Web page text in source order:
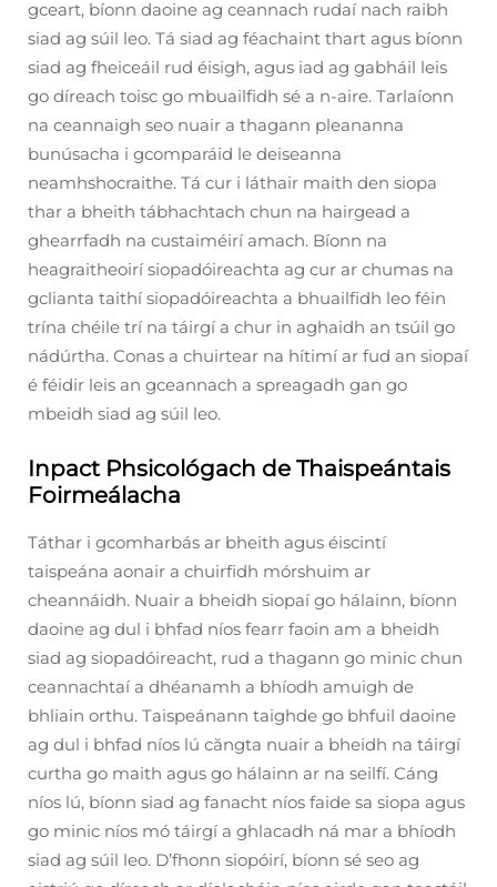
gceart, bíonn daoine ag ceannach rudaí nach raibh
siad ag súil leo. Tá siad ag féachaint thart agus bíonn
siad ag fheiceáil rud éisigh, agus iad ag gabháil leis
go díreach toisc go mbuailfidh sé a n-aire. Tarlaíonn
na ceannaigh seo nuair a thagann pleananna
bunúsacha i gcomparáid le deiseanna
neamhshocraithe. Tá cur i láthair maith den siopa
thar a bheith tábhachtach chun na hairgead a
ghearrfadh na custaiméirí amach. Bíonn na
heagraitheoirí siopadóireachta ag cur ar chumas na
gclianta taithí siopadóireachta a bhuailfidh leo féin
trína chéile trí na táirgí a chur in aghaidh an tsúil go
nádúrtha. Conas a chuirtear na hítimí ar fud an siopaí
é féidir leis an gceannach a spreagadh gan go
mbeidh siad ag súil leo.
Inpact Phsicológach de Thaispeántais
Foirmeálacha
Táthar i gcomharbás ar bheith agus éiscintí
taispeána aonair a chuirfidh mórshuim ar
cheannáidh. Nuair a bheidh siopaí go hálainn, bíonn
daoine ag dul i bhfad níos fearr faoin am a bheidh
siad ag siopadóireacht, rud a thagann go minic chun
ceannachtaí a dhéanamh a bhíodh amuigh de
bhliain orthu. Taispeánann taighde go bhfuil daoine
ag dul i bhfad níos lú căngta nuair a bheidh na táirgí
curtha go maith agus go hálainn ar na seilfí. Cáng
níos lú, bíonn siad ag fanacht níos faide sa siopa agus
go minic níos mó táirgí a ghlacadh ná mar a bhíodh
siad ag súil leo. D’fhonn siopóirí, bíonn sé seo ag